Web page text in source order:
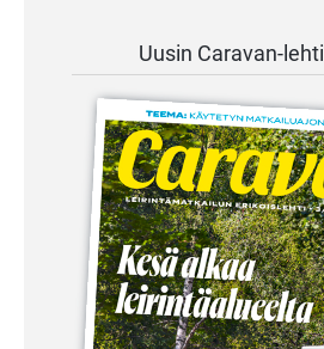
Uusin Caravan-lehti